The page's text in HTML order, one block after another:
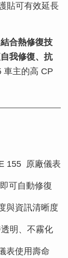
貼可有效延長
合熱修復技
我修復、抗
車主的高 CP
155 原廠儀表
可自動修復
與資訊清晰度
明、不霧化
表使用壽命